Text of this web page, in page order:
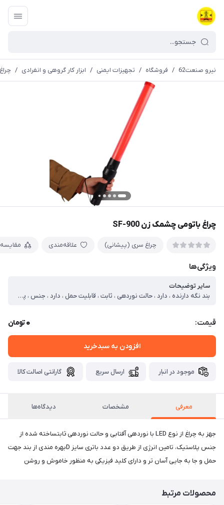
نیرو صنعت62 / فروشگاه / تجهیزات ایمنی / ابزار کار گروهی و انفرادی /
چراغ باتومی چشمک زن SF-900
چراغ سری (پیشانی) علاقه‌مندی مقایسه
ویژگی‌ها
سایر توضیحات
بند نگه دارنده ، دارد ، حالت نوردهی ، ثابت ، قابلیت حمل ، دارد ، جنس ، پلاستیک ، کلید روشن و خاموش ، دارد ، شکل ظاهری ، استوانه ای ، مقاوم در برابر فشار و ضربه ، دارد ، تعداد و نوع لامپ ، LED ، گارانتی ، 7 روز ضمانت تست و تایید مشتری ، ، گارانتی سلامت فیزیکی کالا
قیمت: 0تومان
افزودن به سبدخرید
موجود در انبار ارسال سریع گارانتی اصالت کالا
معرفی مشخصات دیدگاه‌ها
جهز به چراغ از نوع LED با نوردهی آفتابی و حالت نوردهی ثابتساخته شده از
جنس پلاستیک، تامین انرژی از طریق دو عدد باتری سایز Dبهره مندی از بند جهت
حمل و جا به جایی آسان تر و دارای کلید فیزیکی به منظور خاموش و روشن
محصولات مرتبط